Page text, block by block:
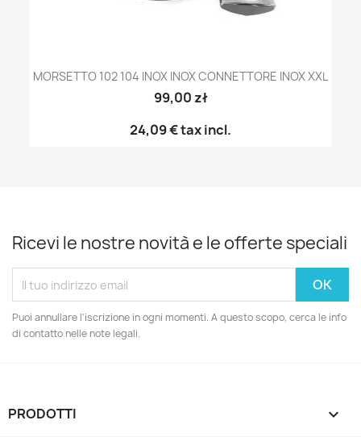
MORSETTO 102 104 INOX INOX CONNETTORE INOX XXL
99,00 zł
24,09 €tax incl.
Ricevi le nostre novità e le offerte speciali
Puoi annullare l'iscrizione in ogni momenti. A questo scopo, cerca le info
di contatto nelle note legali.
PRODOTTI 